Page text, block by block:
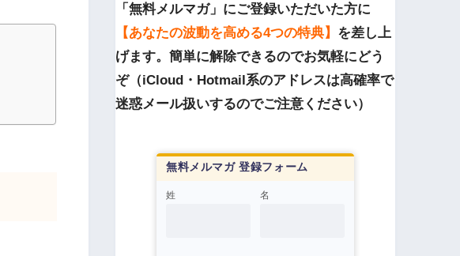
「無料メルマガ」にご登録いただいた方に
【あなたの波動を高める4つの特典】 を差し上
げます。簡単に解除できるのでお気軽にどう
ぞ（iCloud・Hotmail系のアドレスは高確率で
迷惑メール扱いするのでご注意ください）
無料メルマガ 登録フォーム
姓 名